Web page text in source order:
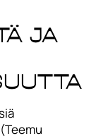
ja